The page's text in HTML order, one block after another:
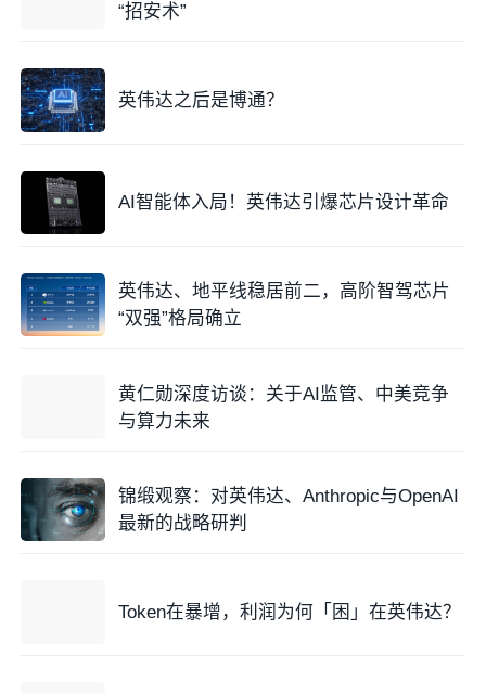
“招安术”
英伟达之后是博通？
AI智能体入局！英伟达引爆芯片设计革命
英伟达、地平线稳居前二，高阶智驾芯片
“双强”格局确立
黄仁勋深度访谈：关于AI监管、中美竞争
与算力未来
锦缎观察：对英伟达、Anthropic与OpenAI
最新的战略研判
Token在暴增，利润为何「困」在英伟达？